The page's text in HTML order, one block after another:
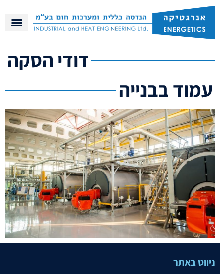
דודי הסקה
עמוד בבנייה
ניווט באתר